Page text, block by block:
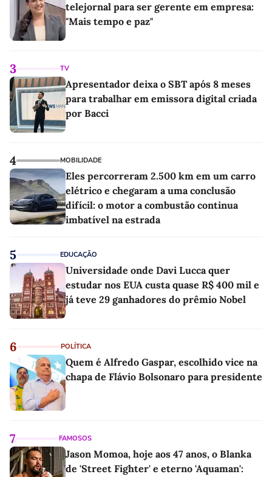
telejornal para ser gerente em empresa:
"Mais tempo e paz"
3 TV
Apresentador deixa o SBT após 8 meses
para trabalhar em emissora digital criada
por Bacci
4 MOBILIDADE
Eles percorreram 2.500 km em um carro
elétrico e chegaram a uma conclusão
difícil: o motor a combustão continua
imbatível na estrada
5 EDUCAÇÃO
Universidade onde Davi Lucca quer
estudar nos EUA custa quase R$ 400 mil e
já teve 29 ganhadores do prêmio Nobel
6 POLÍTICA
Quem é Alfredo Gaspar, escolhido vice na
chapa de Flávio Bolsonaro para presidente
7 FAMOSOS
Jason Momoa, hoje aos 47 anos, o Blanka
de 'Street Fighter' e eterno 'Aquaman':